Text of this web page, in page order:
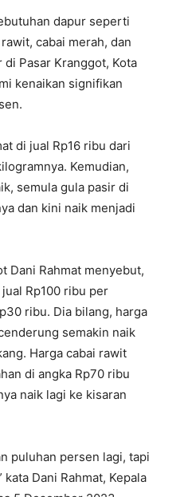
dapur seperti
cabai merah, dan
Pasar Kranggot, Kota
kenaikan signifikan
di jual Rp16 ribu dari
Kemudian,
semula gula pasir di
dan kini naik menjadi
Dani Rahmat menyebut,
Rp100 ribu per
ribu. Dia bilang, harga
semakin naik
Harga cabai rawit
di angka Rp70 ribu
naik lagi ke kisaran
puluhan persen lagi, tapi
Dani Rahmat, Kepala